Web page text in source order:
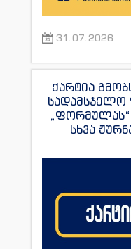
31.07.2026
ქარტია
სადამსჯელო
„ფორმულას“,
სხვა